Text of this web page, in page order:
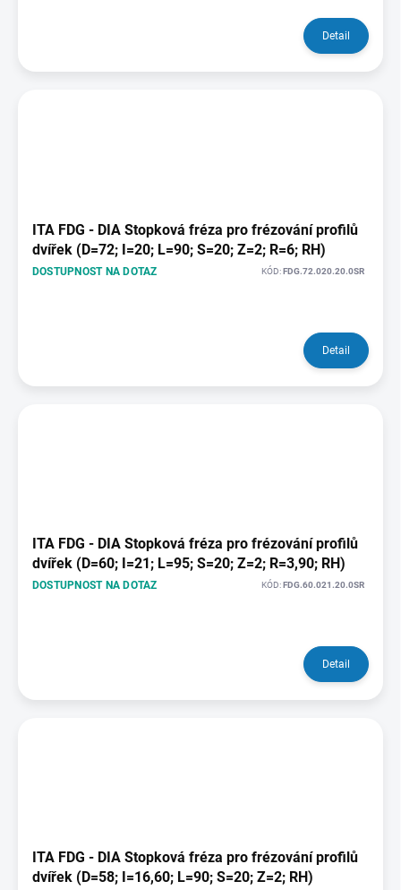
Detail
ITA FDG - DIA Stopková fréza pro frézování profilů
dvířek (D=72; I=20; L=90; S=20; Z=2; R=6; RH)
DOSTUPNOST NA DOTAZ KÓD:FDG.72.020.20.0SR
Detail
ITA FDG - DIA Stopková fréza pro frézování profilů
dvířek (D=60; I=21; L=95; S=20; Z=2; R=3,90; RH)
DOSTUPNOST NA DOTAZ KÓD:FDG.60.021.20.0SR
Detail
ITA FDG - DIA Stopková fréza pro frézování profilů
dvířek (D=58; I=16,60; L=90; S=20; Z=2; RH)